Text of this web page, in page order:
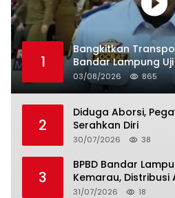
1
Bangkitkan
Bandar Lampung
03/08/2026 865
2
Diduga Aborsi,
Serahkan Diri
30/07/2026 38
3
BPBD Bandar
Kemarau, Distribusi
31/07/2026 18